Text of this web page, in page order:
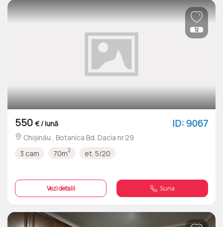
12
550 € / lună ID: 9067
Chișinău , Botanica Bd. Dacia nr.29
3 cam
70m2 et. 5/20
Vezi detalii Suna